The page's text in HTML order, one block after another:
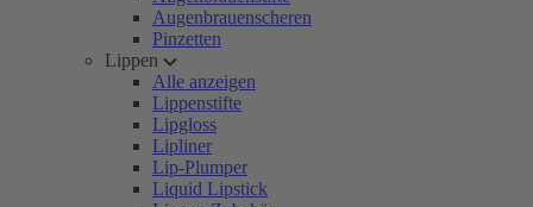
Augenbrauenscheren
Pinzetten
Lippen
Alle anzeigen
Lippenstifte
Lipgloss
Lipliner
Lip-Plumper
Liquid Lipstick